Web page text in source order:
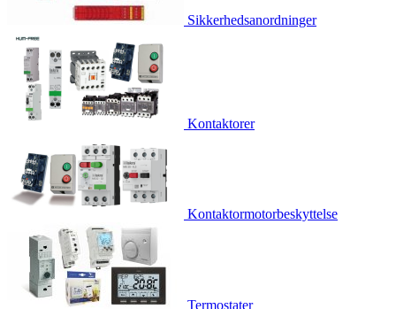
Sikkerhedsanordninger
Kontaktorer
Kontaktormotorbeskyttelse
Termostater